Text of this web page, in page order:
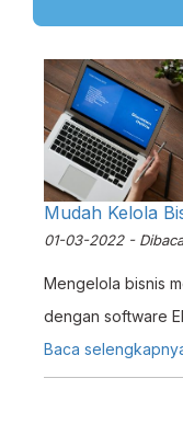
Mudah Kelola
01-03-2022 -
Mengelola bisnis
dengan software
ini!
Baca